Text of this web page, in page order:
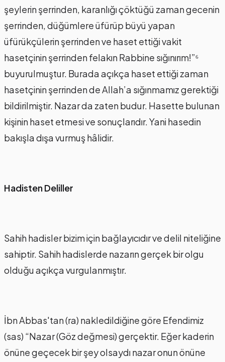
şeylerin şerrinden, karanlığı çöktüğü zaman gecenin
şerrinden, düğümlere üfürüp büyü yapan
üfürükçülerin şerrinden ve haset ettiği vakit
hasetçinin şerrinden felakın Rabbine sığınırım!”⁶
buyurulmuştur. Burada açıkça haset ettiği zaman
hasetçinin şerrinden de Allah’a sığınmamız gerektiği
bildirilmiştir. Nazar da zaten budur. Hasette bulunan
kişinin haset etmesi ve sonuçlarıdır. Yani hasedin
bakışla dışa vurmuş hâlidir.
Hadisten Deliller
Sahih hadisler bizim için bağlayıcıdır ve delil niteliğine
sahiptir. Sahih hadislerde nazarın gerçek bir olgu
olduğu açıkça vurgulanmıştır.
İbn Abbas'tan (ra) nakledildiğine göre Efendimiz
(sas) “Nazar (Göz değmesi) gerçektir. Eğer kaderin
önüne geçecek bir şey olsaydı nazar onun önüne